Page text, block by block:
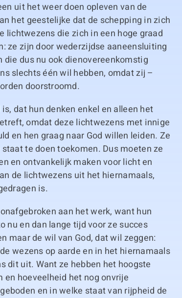
uit het weer doen opleven van de
het geestelijke dat de schepping in zich
lichtwezens die zich in een hoge graad
ze zijn door wederzijdse aaneensluiting
dus nu ook dienovereenkomstig
slechts één wil hebben, omdat zij –
doorstroomd.
dat hun denken enkel en alleen het
omdat deze lichtwezens met innige
en hen graag naar God willen leiden. Ze
te doen toekomen. Dus moeten ze
en ontvankelijk maken voor licht en
de lichtwezens uit het hiernamaals,
is.
aan het werk, want hun
en dan lange tijd voor ze succes
maar de wil van God, dat wil zeggen:
wezens op aarde en in het hiernamaals
dit uit. Want ze hebben het hoogste
hoeveelheid het nog onvrije
en in welke staat van rijpheid de